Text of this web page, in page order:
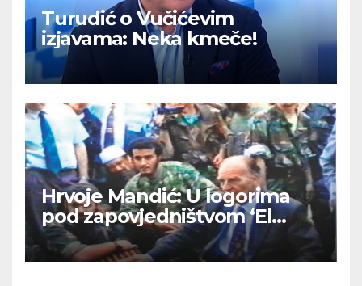
Turudić o Vučićevim
izjavama: Neka kmeče!
Hrvoje Mandić: U logorima
pod zapovjedništvom ‘El
Mudžahid’ u BiH su Hrvatima
ritualno odsijecali glave